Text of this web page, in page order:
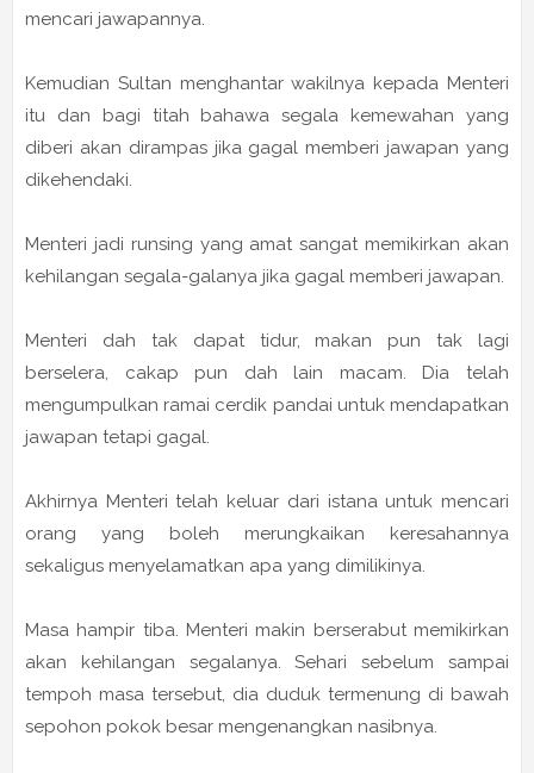
mencari jawapannya.
Kemudian Sultan menghantar wakilnya kepada Menteri
itu dan bagi titah bahawa segala kemewahan yang
diberi akan dirampas jika gagal memberi jawapan yang
dikehendaki.
Menteri jadi runsing yang amat sangat memikirkan akan
kehilangan segala-galanya jika gagal memberi jawapan.
Menteri dah tak dapat tidur, makan pun tak lagi
berselera, cakap pun dah lain macam. Dia telah
mengumpulkan ramai cerdik pandai untuk mendapatkan
jawapan tetapi gagal.
Akhirnya Menteri telah keluar dari istana untuk mencari
orang yang boleh merungkaikan keresahannya
sekaligus menyelamatkan apa yang dimilikinya.
Masa hampir tiba. Menteri makin berserabut memikirkan
akan kehilangan segalanya. Sehari sebelum sampai
tempoh masa tersebut, dia duduk termenung di bawah
sepohon pokok besar mengenangkan nasibnya.